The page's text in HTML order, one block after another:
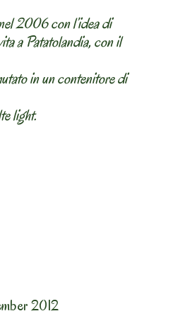
2006 con l’idea di
a Patatolandia, con il
in un contenitore di
light.
2012